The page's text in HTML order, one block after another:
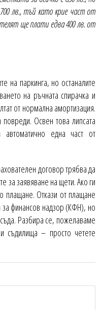
лв., тъй като крие част от
ще плати едва 400 лв. от
на паркинга, но останалите
на ръчната спирачка и
от нормална амортизация.
повреди. Освен това липсата
автоматично една част от
договор трябва да
за заявяване на щети. Ако ги
плащане. Откази от плащане
за финансов надзор (КФН), но
Разбира се, пожелаваме
съдилища – просто четете